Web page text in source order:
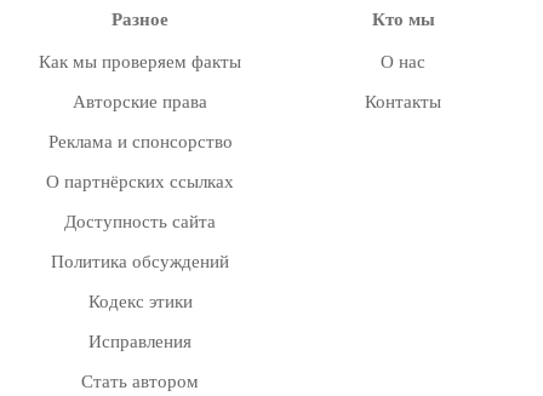
Разное
Как мы проверяем факты
Авторские права
Реклама и спонсорство
О партнёрских ссылках
Доступность сайта
Политика обсуждений
Кодекс этики
Исправления
Стать автором
Кто мы
О нас
Контакты